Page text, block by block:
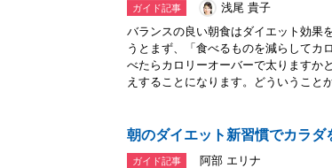
ガイド記事
浅尾 貴子
バランスの良い朝食はダイエット効果
うとまず、「食べるものを減らしてカ
べたらカロリーオーバーで太りますか
えすることになります。どういうこと
朝のダイエット新習慣でカラダ
ガイド記事
阿部 エリナ